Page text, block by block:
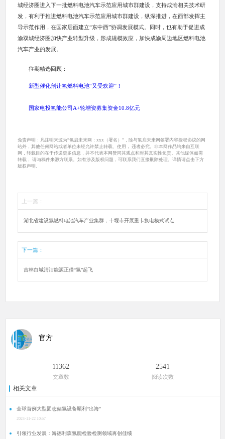
城经济圈进入下一批燃料电池汽车示范应用城市群建设，支持成渝相关技术研
发，有利于推进燃料电池汽车示范应用城市群建设，纵深推进，在西部发挥主
导示范作用，在国家层面建立“东中西”协调发展模式。同时，也有助于促进成
渝双城经济圈加快产业转型升级，形成规模效应，加快成渝周边地区燃料电池
汽车产业的发展。
往期精选回顾：
新型催化剂让氢燃料电池“又受欢迎”！
国家电投氢能公司A+轮增资募集资金10.8亿元
免责声明：凡注明来源为“氢启未来网：xxx（署名）”，除与氢启未来网签署内容授权协议的网
站外，其他任何网站或者单位未经允许禁止转载、使用， 违者必究。非本网作品均来自互联
网，转载目的在于传递更多信息，并不代表本网赞同其观点和对其真实性负责。其他媒体如需
转载， 请与稿件来源方联系。如有涉及版权问题，可联系我们直接删除处理。详情请点击下方
版权声明。
上一篇：
湖北省建设氢燃料电池汽车产业集群，十堰市开展重卡换电模式试点
下一篇：
吉林白城清洁能源正借“氢”起飞
官方
11362
文章数
2541
阅读次数
相关文章
全球首例大型固态储氢设备顺利“出海”
2024-11-22 10:57
引领行业发展：海德利森氢能检验检测领域再创佳绩